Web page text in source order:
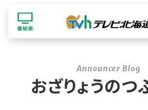
おざりょうのつ